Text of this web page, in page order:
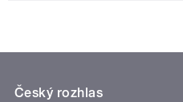
Český rozhlas